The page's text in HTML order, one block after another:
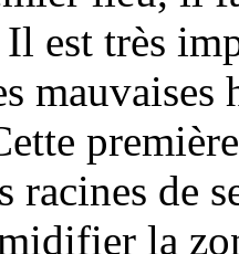
est très
mauvaises
racines de
la